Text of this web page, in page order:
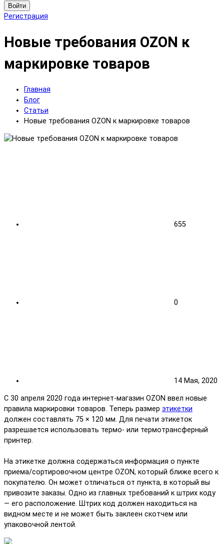
Войти
Регистрация
Новые требования OZON к
маркировке товаров
Главная
Блог
Статьи
Новые требования OZON к маркировке товаров
655
0
14 Мая, 2020
С 30 апреля 2020 года интернет-магазин OZON ввел новые
правила маркировки товаров. Теперь размер этикетки
должен составлять 75 × 120 мм. Для печати этикеток
разрешается использовать термо- или термотрансферный
принтер.
На этикетке должна содержаться информация о пункте
приема/сортировочном центре OZON, который ближе всего к
покупателю. Он может отличаться от пункта, в который вы
привозите заказы. Одно из главных требований к штрих коду
— его расположение. Штрих код должен находиться на
видном месте и не может быть заклеен скотчем или
упаковочной лентой.